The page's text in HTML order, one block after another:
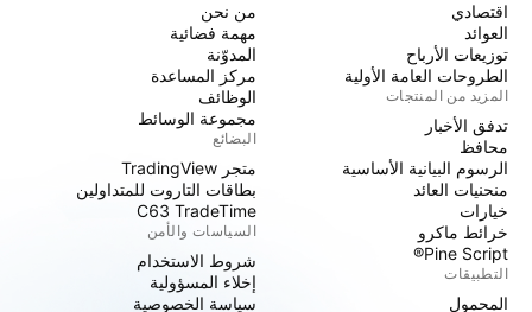
اقتصادي
العوائد
توزيعات الأرباح
الطروحات العامة الأولية
المزيد من المنتجات
تدفق الأخبار
محافظ
الرسوم البيانية الأساسية
منحنيات العائد
خيارات
خرائط ماكرو
Pine Script®
التطبيقات
المحمول
من نحن
مهمة فضائية
المدوّنة
مركز المساعدة
الوظائف
مجموعة الوسائط
البضائع
متجر TradingView
بطاقات التاروت للمتداولين
C63 TradeTime
السياسات والأمن
شروط الاستخدام
إخلاء المسؤولية
سياسة الخصوصية